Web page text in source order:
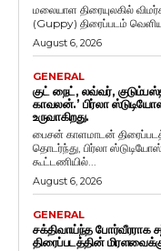
மலையாள திரையுலகில்
(Guppy) திரைப்படம்
August 6, 2026
GENERAL
குட் நைட், லவ்வர்,
காவலன்.’ பிர்லா
உருவாகிறது.
பைசன் காளமாடன்
தொடர்ந்து, பிர்லா
கூட்டணியில்...
August 6, 2026
GENERAL
சக்திவாய்ந்த போர்வீரராக
திரைப்படத்தின்